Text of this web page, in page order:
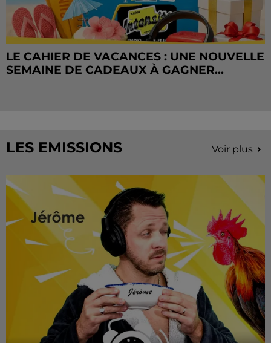
LE CAHIER DE VACANCES : UNE NOUVELLE
SEMAINE DE CADEAUX À GAGNER...
LES EMISSIONS Voir plus